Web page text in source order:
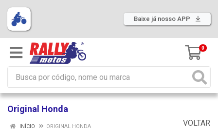
Baixe já nosso APP
0
Original Honda
VOLTAR
INÍCIO ORIGINAL HONDA